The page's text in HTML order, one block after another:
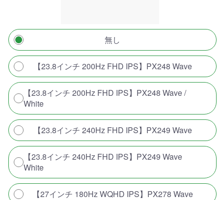
無し
【23.8インチ 200Hz FHD IPS】PX248 Wave
【23.8インチ 200Hz FHD IPS】PX248 Wave /
White
【23.8インチ 240Hz FHD IPS】PX249 Wave
【23.8インチ 240Hz FHD IPS】PX249 Wave
White
【27インチ 180Hz WQHD IPS】PX278 Wave